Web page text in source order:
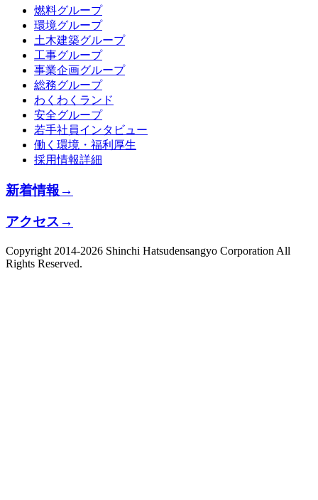
燃料グループ
環境グループ
土木建築グループ
工事グループ
事業企画グループ
総務グループ
わくわくランド
安全グループ
若手社員インタビュー
働く環境・福利厚生
採用情報詳細
新着情報→
アクセス→
Copyright 2014-2026 Shinchi Hatsudensangyo Corporation All
Rights Reserved.